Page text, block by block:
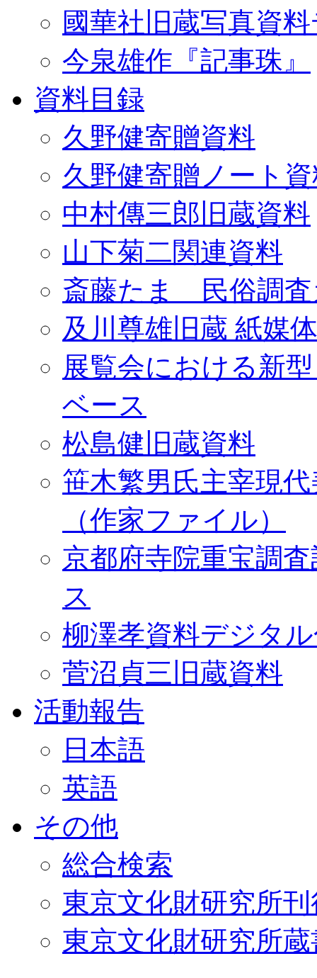
國華社旧蔵写真資
今泉雄作『記事珠』
資料目録
久野健寄贈資料
久野健寄贈ノート
中村傳三郎旧蔵資料
山下菊二関連資料
斎藤たま 民俗調査
及川尊雄旧蔵 紙媒
展覧会における新
ベース
松島健旧蔵資料
笹木繁男氏主宰現
（作家ファイル）
京都府寺院重宝調
ス
柳澤孝資料デジタ
菅沼貞三旧蔵資料
活動報告
日本語
英語
その他
総合検索
東京文化財研究所
東京文化財研究所